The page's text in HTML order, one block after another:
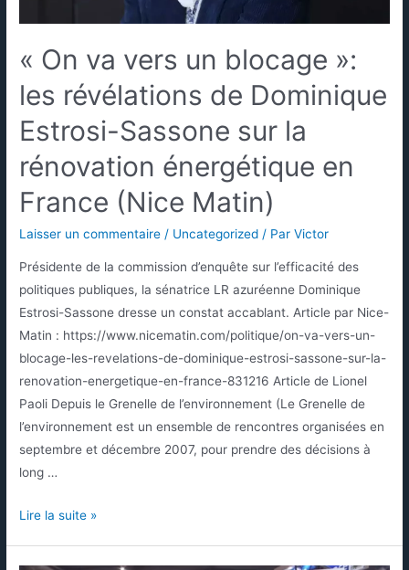
« On va vers un blocage »:
les révélations de Dominique
Estrosi-Sassone sur la
rénovation énergétique en
France (Nice Matin)
Laisser un commentaire / Uncategorized / ParVictor
Présidente de la commission d’enquête sur l’efficacité des
politiques publiques, la sénatrice LR azuréenne Dominique
Estrosi-Sassone dresse un constat accablant. Article par Nice-
Matin : https://www.nicematin.com/politique/on-va-vers-un-
blocage-les-revelations-de-dominique-estrosi-sassone-sur-la-
renovation-energetique-en-france-831216 Article de Lionel
Paoli Depuis le Grenelle de l’environnement (Le Grenelle de
l’environnement est un ensemble de rencontres organisées en
septembre et décembre 2007, pour prendre des décisions à
long …
Lire la suite »